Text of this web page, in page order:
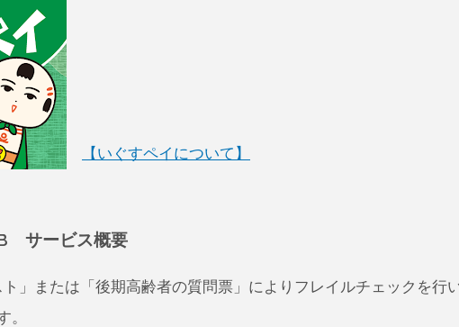
【いぐすペイについて】
サービス概要
」または「後期高齢者の質問票」によりフレイルチェックを行
。